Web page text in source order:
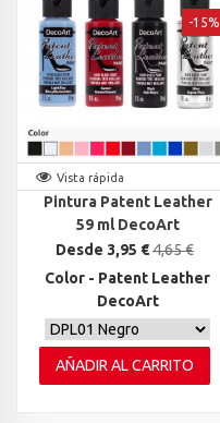
Vista rápida
Pintura Patent Leather
59 ml DecoArt
Desde 3,95 €4,65 €
-15%
Color - Patent Leather
DecoArt
AÑADIR AL CARRITO